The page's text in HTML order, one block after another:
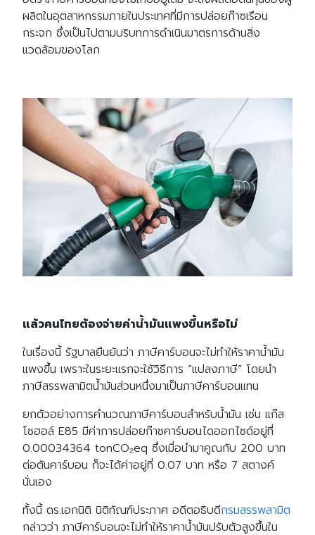
ผลิตในอุตสาหกรรมภายในประเทศที่มีการปล่อยก๊าซเรือน
กระจก ซึ่งเป็นไปตามบริบทการดำเนินมาตรการด้านสิ่ง
แวดล้อมของโลก
แล้วคนไทยต้องจ่ายค่าน้ำมันแพงขึ้นหรือไม่
ในเรื่องนี้ รัฐบาลยืนยันว่า ภาษีคาร์บอนจะไม่ทำให้ราคาน้ำมัน
แพงขึ้น เพราะในระยะแรกจะใช้วิธีการ “แปลงภาษี” โดยนำ
ภาษีสรรพสามิตน้ำมันส่วนหนึ่งมาเป็นภาษีคาร์บอนแทน
ยกตัวอย่างการคำนวณภาษีคาร์บอนสำหรับน้ำมัน เช่น แก๊ส
โซฮอล์ E85 มีค่าการปล่อยก๊าซคาร์บอนไดออกไซด์อยู่ที่
0.00034364 tonCO₂eq ซึ่งเมื่อนำมาคูณกับ 200 บาท
ต่อตันคาร์บอน ก็จะได้ค่าอยู่ที่ 0.07 บาท หรือ 7 สตางค์
นั่นเอง
ทั้งนี้ ดร.เอกนิติ นิติทัณฑ์ประภาศ อดีตอธิบดีกรมสรรพสามิต
กล่าวว่า ภาษีคาร์บอนจะไม่ทำให้ราคาน้ำมันปรับตัวสูงขึ้นใน